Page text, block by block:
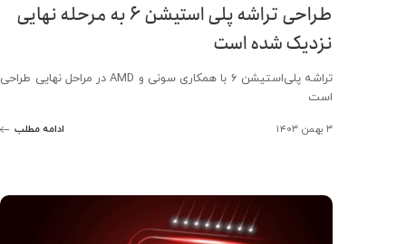
طراحی تراشه پلی استیشن ۶ به مرحله نهایی
نزدیک شده است
تراشه پلی‌استیشن ۶ با همکاری سونی و AMD در مراحل نهایی طراحی
است
۳ بهمن ۱۴۰۳ ادامه مطلب